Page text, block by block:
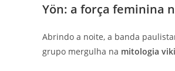
Yön: a força feminina
Abrindo a noite, a banda
grupo mergulha na mitologia